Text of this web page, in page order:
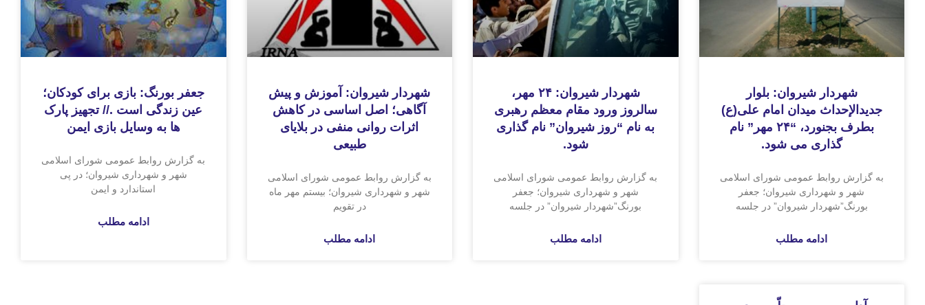
شهردار شیروان: بلوار
جدیدالإحداث میدان امام علی(ع)
بطرف بجنورد، “۲۴ مهر” نام
گذاری می شود.
به گزارش روابط عمومی شورای اسلامی
شهر و شهرداری شیروان؛ جعفر
بورنگ”شهردار شیروان” در جلسه
ادامه مطلب
شهردار شیروان: ۲۴ مهر،
سالروز ورود مقام معظم رهبری
به نام “روز شیروان” نام گذاری
شود.
به گزارش روابط عمومی شورای اسلامی
شهر و شهرداری شیروان؛ جعفر
بورنگ”شهردار شیروان” در جلسه
ادامه مطلب
شهردار شیروان: آموزش و پیش
آگاهی؛ اصل اساسی در کاهش
اثرات روانی منفی در بلایای
طبیعی
به گزارش روابط عمومی شورای اسلامی
شهر و شهرداری شیروان؛ بیستم مهر ماه
در تقویم
ادامه مطلب
جعفر بورنگ: بازی برای کودکان؛
عین زندگی است .// تجهیز پارک
ها به وسایل بازی ایمن
به گزارش روابط عمومی شورای اسلامی
شهر و شهرداری شیروان؛ در پی
استاندارد و ایمن
ادامه مطلب